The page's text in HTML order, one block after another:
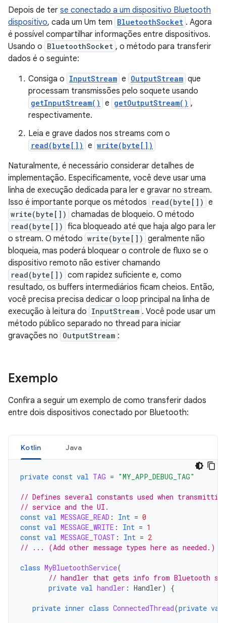
Depois de ter se conectado a um dispositivo Bluetooth
dispositivo, cada um Um tem BluetoothSocket . Agora
é possível compartilhar informações entre dispositivos.
Usando o BluetoothSocket , o método para transferir
dados é o seguinte:
Consiga o InputStream e OutputStream que
processam transmissões pelo soquete usando
getInputStream() e getOutputStream() ,
respectivamente.
Leia e grave dados nos streams com o
read(byte[]) e write(byte[])
Naturalmente, é necessário considerar detalhes de
implementação. Especificamente, você deve usar uma
linha de execução dedicada para ler e gravar no stream.
Isso é importante porque os métodos
read(byte[]) e
write(byte[]) chamadas de bloqueio. O método
read(byte[]) fica bloqueado até que haja algo para ler
o stream. O método write(byte[]) geralmente não
bloqueia, mas poderá bloquear o controle de fluxo se o
dispositivo remoto não estiver chamando
read(byte[]) com rapidez suficiente e, como
resultado, os buffers intermediários ficam cheios. Então,
você precisa precisa dedicar o loop principal na linha de
execução à leitura do InputStream . Você pode usar um
método público separado no thread para iniciar
gravações no OutputStream :
Exemplo
Confira a seguir um exemplo de como transferir dados
entre dois dispositivos conectado por Bluetooth:
Kotlin Java
private const val TAG = "MY_APP_DEBUG_TAG"
// Defines several constants used when transmitting
// service and the UI.
const val MESSAGE_READ : Int = 0
const val MESSAGE_WRITE : Int = 1
const val MESSAGE_TOAST : Int = 2
// ... (Add other message types here as needed.)
class MyBluetoothService(
// handler that gets info from Bluetooth
private val handler : Handler) {
private inner class ConnectedThread(private val